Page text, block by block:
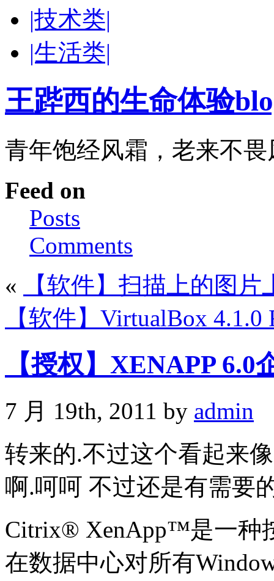
|技术类|
|生活类|
王跸西的生命体验
青年饱经风霜，老来不
Feed on
Posts
Comments
«
【软件】扫描上的图
【软件】VirtualBox
【授权】XENAPP
7 月 19th, 2011 by admin
转来的.不过这个看起来
啊.呵呵 不过还是有需要
Citrix® XenApp™是一种
在数据中心对所有